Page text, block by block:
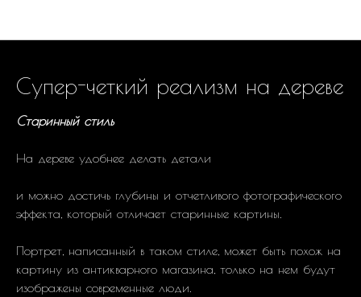
Супер-четкий реализм на дереве
Старинный стиль
На дереве удобнее делать детали
и можно достичь глубины и отчетливого фотографического
эффекта, который отличает старинные картины.
Портрет, написанный в таком стиле, может быть похож на
картину из антикварного магазина, только на нем будут
изображены современные люди.